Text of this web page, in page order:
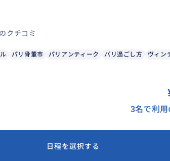
クチコミ
パリ骨董市 パリアンティーク パリ過ごし方 ヴィン
3名で利
日程を選択する